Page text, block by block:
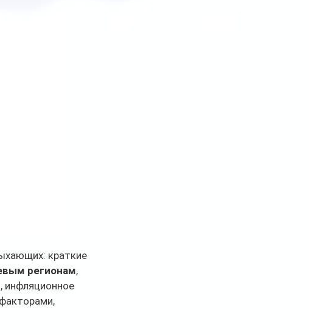
краткие
регионам,
инфляционное